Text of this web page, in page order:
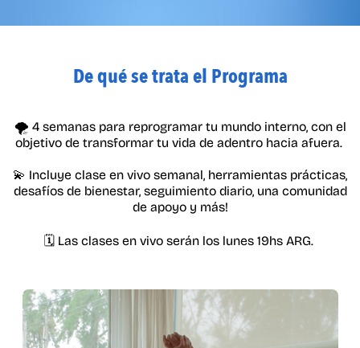
De qué se trata el Programa
🌪️ 4 semanas para reprogramar tu mundo interno, con el
objetivo de transformar tu vida de adentro hacia afuera.
💫 Incluye clase en vivo semanal, herramientas prácticas,
desafíos de bienestar, seguimiento diario, una comunidad
de apoyo y más!
🗓️ Las clases en vivo serán los lunes 19hs ARG.